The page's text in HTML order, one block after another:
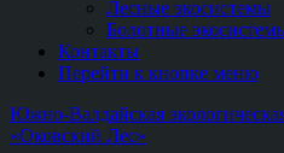
Лесные экосистемы
Болотные
Контакты
Перейти к кнопке меню
Южно-Валдайская
«Оковский Лес»